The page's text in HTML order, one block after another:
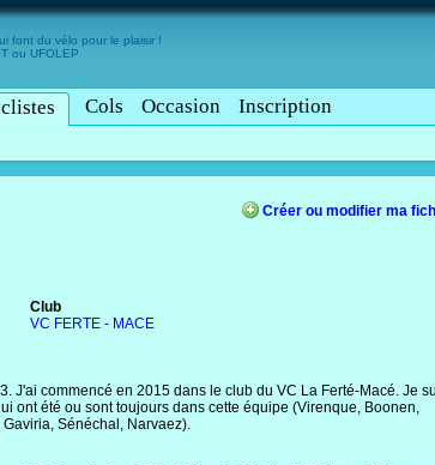
font du vélo pour le plaisir !
ou UFOLEP
Cols Occasion Inscription
Créer ou modifier ma
Club
VC FERTE - MACE
J'ai commencé en 2015 dans le club du VC La Ferté-Macé. Je
ont été ou sont toujours dans cette équipe (Virenque, Boonen,
Sénéchal, Narvaez).